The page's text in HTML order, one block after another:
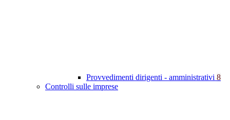
Provvedimenti dirigenti - amministrativi 8
Controlli sulle imprese